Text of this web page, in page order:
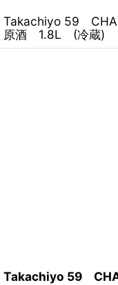
Takachiyo 59
原酒 1.8L (冷蔵)
Takachiyo 59